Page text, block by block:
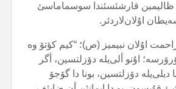
ظالیمین قارشئسئندا سوسماماسئ
اۇلان‌لاردئر.
اۇلان نبیمیز (ص)؛ “کیم کؤتۆ وە
اۇنو ألی‌یلە دۆزلتسین، أگر
دیلی‌یلە دۆزلتسین، بونا دا گۆجۆ